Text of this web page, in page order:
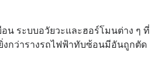
น ระบบอวัยวะและฮอร์โมนต่าง ๆ ที่
งกว่ารางรถไฟฟ้าทับซ้อนมีอันถูกตัด